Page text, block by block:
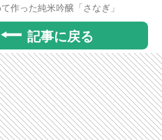
作った純米吟醸「さなぎ」
記事に戻る